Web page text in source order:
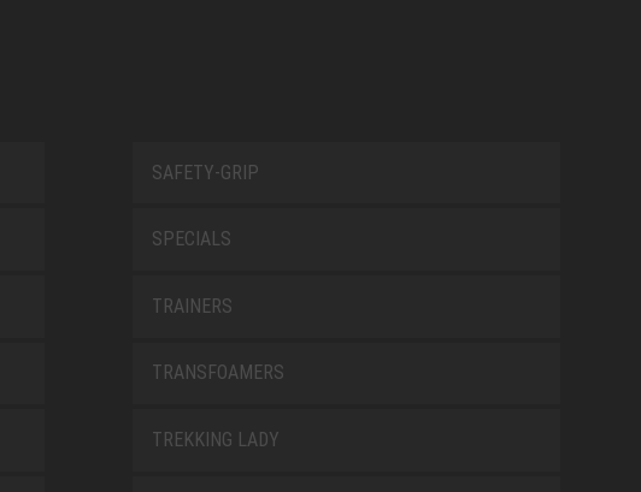
SAFETY-GRIP
SPECIALS
TRAINERS
TRANSFOAMERS
TREKKING LADY